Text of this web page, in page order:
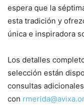
espera que la
esta tradición y
única e inspiradora
Los detalles
selección están
consultas
con